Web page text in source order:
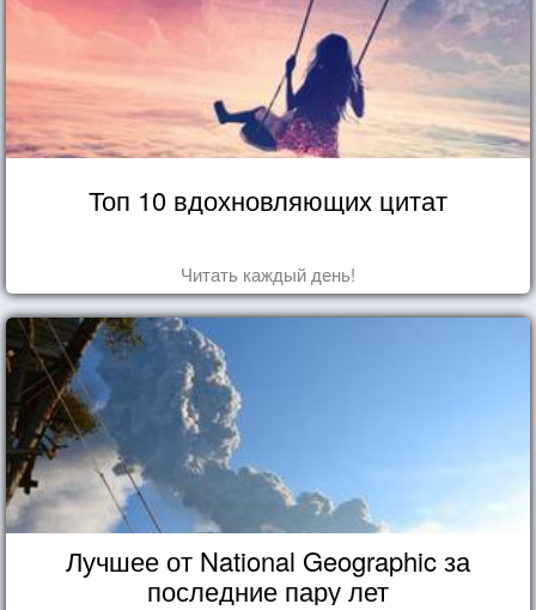
Топ 10 вдохновляющих цитат
Читать каждый день!
Лучшее от National Geographic за
последние пару лет